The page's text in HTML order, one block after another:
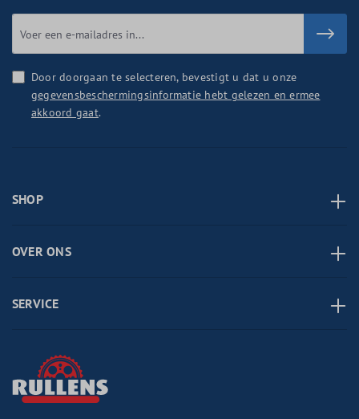
Door doorgaan te selecteren, bevestigt u dat u onze
gegevensbeschermingsinformatie hebt gelezen en ermee
akkoord gaat.
SHOP
OVER ONS
SERVICE